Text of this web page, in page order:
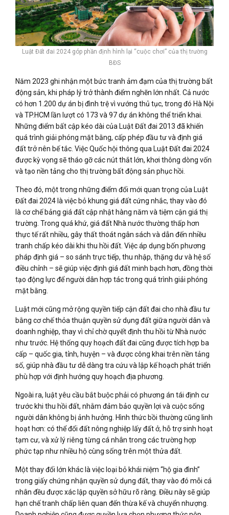
Luật Đất đai 2024 góp phần định hình lại “cuộc chơi” của thị trường
BĐS
Năm 2023 ghi nhận một bức tranh ảm đạm của thị trường bất
động sản, khi pháp lý trở thành điểm nghẽn lớn nhất. Cả nước
có hơn 1.200 dự án bị đình trệ vì vướng thủ tục, trong đó Hà Nội
và TP.HCM lần lượt có 173 và 97 dự án không thể triển khai.
Những điểm bất cập kéo dài của Luật Đất đai 2013 đã khiến
quá trình giải phóng mặt bằng, cấp phép đầu tư và định giá
đất trở nên bế tắc. Việc Quốc hội thông qua Luật Đất đai 2024
được kỳ vọng sẽ tháo gỡ các nút thắt lớn, khơi thông dòng vốn
và tạo nền tảng cho thị trường bất động sản phục hồi.
Theo đó, một trong những điểm đổi mới quan trọng của Luật
Đất đai 2024 là việc bỏ khung giá đất cứng nhắc, thay vào đó
là cơ chế bảng giá đất cập nhật hàng năm và tiệm cận giá thị
trường. Trong quá khứ, giá đất Nhà nước thường thấp hơn
thực tế rất nhiều, gây thất thoát ngân sách và dẫn đến nhiều
tranh chấp kéo dài khi thu hồi đất. Việc áp dụng bốn phương
pháp định giá – so sánh trực tiếp, thu nhập, thặng dư và hệ số
điều chỉnh – sẽ giúp việc định giá đất minh bạch hơn, đồng thời
tạo động lực để người dân hợp tác trong quá trình giải phóng
mặt bằng.
Luật mới cũng mở rộng quyền tiếp cận đất đai cho nhà đầu tư
bằng cơ chế thỏa thuận quyền sử dụng đất giữa người dân và
doanh nghiệp, thay vì chỉ chờ quyết định thu hồi từ Nhà nước
như trước. Hệ thống quy hoạch đất đai cũng được tích hợp ba
cấp – quốc gia, tỉnh, huyện – và được công khai trên nền tảng
số, giúp nhà đầu tư dễ dàng tra cứu và lập kế hoạch phát triển
phù hợp với định hướng quy hoạch địa phương.
Ngoài ra, luật yêu cầu bắt buộc phải có phương án tái định cư
trước khi thu hồi đất, nhằm đảm bảo quyền lợi và cuộc sống
người dân không bị ảnh hưởng. Hình thức bồi thường cũng linh
hoạt hơn: có thể đổi đất nông nghiệp lấy đất ở, hỗ trợ sinh hoạt
tạm cư, và xử lý riêng từng cá nhân trong các trường hợp
phức tạp như nhiều hộ cùng sống trên một thửa đất.
Một thay đổi lớn khác là việc loại bỏ khái niệm “hộ gia đình”
trong giấy chứng nhận quyền sử dụng đất, thay vào đó mỗi cá
nhân đều được xác lập quyền sở hữu rõ ràng. Điều này sẽ giúp
hạn chế tranh chấp liên quan đến thừa kế và chuyển nhượng.